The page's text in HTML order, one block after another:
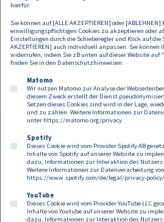
Andreas Mayr:
im Energiesektor gestärkt zu haben. Als
Anwaltskanzleien, die sich durch ihre
Expertise auszeichnet, unterstützt DORDA
bei der Umsetzung ihrer strategischen Ziele."
Kontakt Datenschutz
Compliance
Cookies
hierfür.
Sie können auf [ALLE AKZEPTIEREN] oder
einwilligungspflichtigen Cookies zu akzeptieren oder
Einstellungen durch die Schieberegler und Klick auf die
AKZEPTIEREN] auch individuell anpassen. Sie
widerrufen, indem Sie zB unten auf dieser Website auf
finden Sie in den Datenschutzhinweisen.
Matomo
Wir nutzen Matomo zur Analyse der
diesem Zweck erstellt der Dienst
Setzen dieses Cookies sind wird in der Lage,
und zu zählen. Weitere Informationen zur
unter https://matomo.org/privacy
Spotify
Dieses Cookie wird vom Provider Spotify AB
Inhalte von Spotify auf unserer Website zu
dazu, Informationen zur Interaktion des
Weitere Informationen zur Datenverarbeitung
https://www.spotify.com/de/legal/privacy-policy/
YouTube
Dieses Cookie wird vom Provider YouTube LLC
Inhalte von Youtube auf unserer Website zu
dazu, Informationen zur Interaktion des
Follow us on: